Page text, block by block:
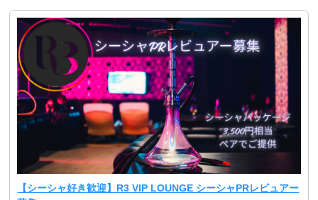
【シーシャ好き歓迎】R3 VIP LOUNGE シーシャPRレビュアー